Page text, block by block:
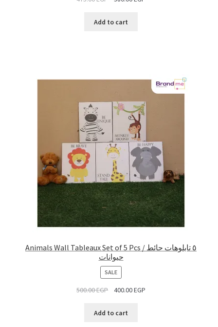
Add to cart
Animals Wall Tableaux Set of 5 Pcs / ٥ تابلوهات حائط
حيوانات
SALEPRODUCT
ON
SALE
500.00EGP 400.00EGP
Add to cart